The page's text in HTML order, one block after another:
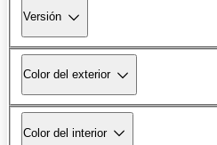
Versión
Color del exterior
Color del interior